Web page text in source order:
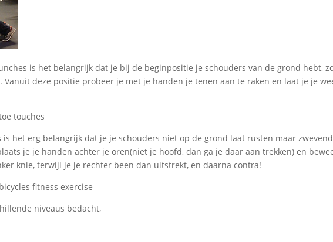
is het belangrijk dat je bij de beginpositie je schouders van de grond hebt,
Vanuit deze positie probeer je met je handen je tenen aan te raken en laat je je
is het erg belangrijk dat je je schouders niet op de grond laat rusten maar zwevend
je je handen achter je oren(niet je hoofd, dan ga je daar aan trekken) en
knie, terwijl je je rechter been dan uitstrekt, en daarna contra!
niveaus bedacht,